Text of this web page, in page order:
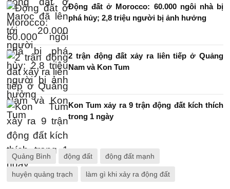
Động đất ở Morocco: 60.000 ngôi nhà bị
phá hủy; 2,8 triệu người bị ảnh hưởng
2 trận động đất xảy ra liên tiếp ở Quảng
Nam và Kon Tum
Kon Tum xảy ra 9 trận động đất kích thích
trong 1 ngày
Quảng Bình động đất động đất mạnh
huyện quảng trạch làm gì khi xảy ra động đất